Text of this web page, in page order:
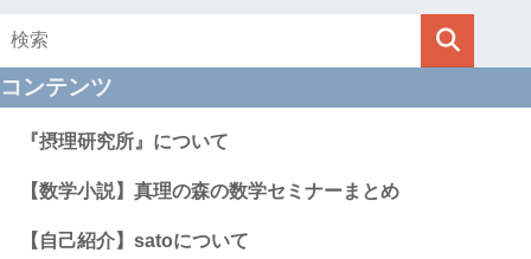
コンテンツ
『摂理研究所』について
【数学小説】真理の森の数学セミナーまとめ
【自己紹介】satoについて